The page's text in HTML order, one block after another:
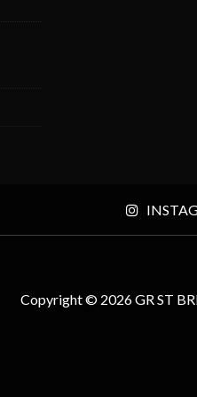
Copyright © 2026 GR ST